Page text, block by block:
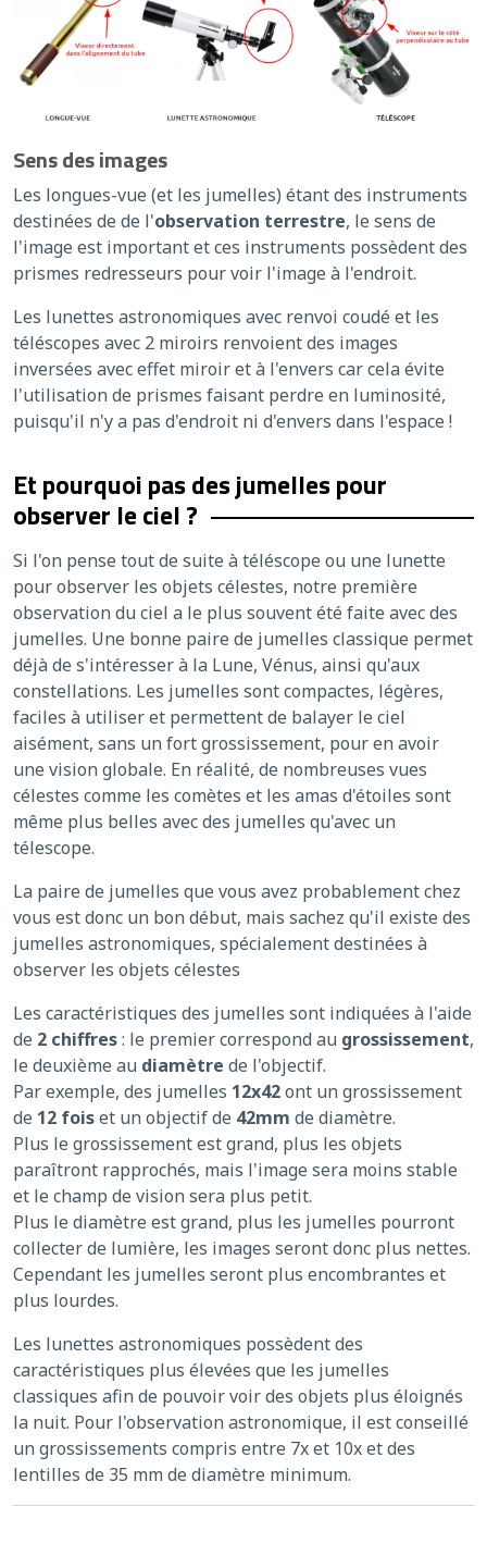
Sens des images
Les longues-vue (et les jumelles) étant des instruments
destinées de de l'observation terrestre, le sens de
l'image est important et ces instruments possèdent des
prismes redresseurs pour voir l'image à l'endroit.
Les lunettes astronomiques avec renvoi coudé et les
téléscopes avec 2 miroirs renvoient des images
inversées avec effet miroir et à l'envers car cela évite
l'utilisation de prismes faisant perdre en luminosité,
puisqu'il n'y a pas d'endroit ni d'envers dans l'espace !
Et pourquoi pas des jumelles pour
observer le ciel ?
Si l'on pense tout de suite à téléscope ou une lunette
pour observer les objets célestes, notre première
observation du ciel a le plus souvent été faite avec des
jumelles. Une bonne paire de jumelles classique permet
déjà de s'intéresser à la Lune, Vénus, ainsi qu'aux
constellations. Les jumelles sont compactes, légères,
faciles à utiliser et permettent de balayer le ciel
aisément, sans un fort grossissement, pour en avoir
une vision globale. En réalité, de nombreuses vues
célestes comme les comètes et les amas d'étoiles sont
même plus belles avec des jumelles qu'avec un
télescope.
La paire de jumelles que vous avez probablement chez
vous est donc un bon début, mais sachez qu'il existe des
jumelles astronomiques, spécialement destinées à
observer les objets célestes
Les caractéristiques des jumelles sont indiquées à l'aide
de 2 chiffres: le premier correspond au grossissement,
le deuxième au diamètre de l'objectif.
Par exemple, des jumelles 12x42ont un grossissement
de 12 foiset un objectif de 42mm de diamètre.
Plus le grossissement est grand, plus les objets
paraîtront rapprochés, mais l'image sera moins stable
et le champ de vision sera plus petit.
Plus le diamètre est grand, plus les jumelles pourront
collecter de lumière, les images seront donc plus nettes.
Cependant les jumelles seront plus encombrantes et
plus lourdes.
Les lunettes astronomiques possèdent des
caractéristiques plus élevées que les jumelles
classiques afin de pouvoir voir des objets plus éloignés
la nuit. Pour l'observation astronomique, il est conseillé
un grossissements compris entre 7x et 10x et des
lentilles de 35 mm de diamètre minimum.